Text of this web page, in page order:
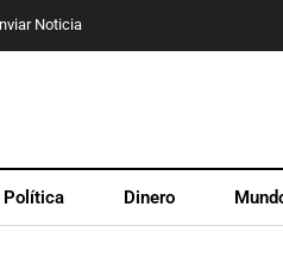
Noticia
Política Dinero